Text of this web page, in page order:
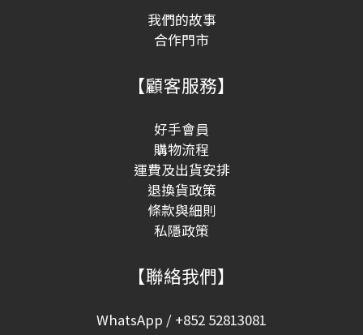
我們的故事
合作門市
【顧客服務】
好手會員
購物流程
運費及出貨安排
退換貨政策
條款與細則
私隱政策
【聯絡我們】
WhatsApp / +852 52813081